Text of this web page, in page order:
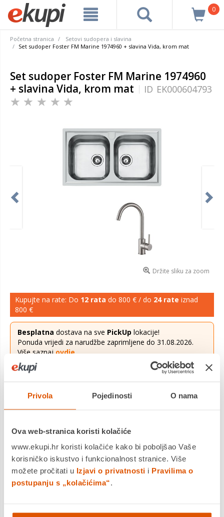
Privola Pojedinosti O nama
Ova web-stranica koristi kolačiće
www.ekupi.hr koristi kolačiće kako bi poboljšao Vaše
korisničko iskustvo i funkcionalnost stranice. Više
možete pročitati u Izjavi o privatnosti i Pravilima o
postupanju s „kolačićima“.
0
Početna stranica
Setovi sudopera i slavina
Set sudoper Foster FM Marine 1974960 + slavina Vida, krom mat
Set sudoper Foster FM Marine 1974960
+ slavina Vida, krom mat
ID EK000604793
Držite sliku za zoom
Kupujte na rate: Do 12 rata do 800 € / do 24 rate iznad
800 €
Besplatna dostava na sve PickUp lokacije!
Ponuda vrijedi za narudžbe zaprimljene do 31.08.2026.
Više saznajovdje.
Cijena 339,00 €
Set sudoper Foster FM Marine 1974960 + slavina Vida, krom
mat: Ovaj set uključuje sudoper Foster FM Marine 1974960 i
Saznaj više
Platite gotovinom pri preuzimanju, Internet bankarstvom, karticama
jednokratno i na rate
Povrat robe moguć unutar 14 dana